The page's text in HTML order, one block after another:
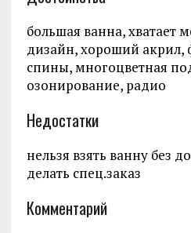
большая ванна, хватает
дизайн, хороший акрил,
спины, многоцветная
озонирование, радио
Недостатки
нельзя взять ванну без
делать спец.заказ
Комментарий